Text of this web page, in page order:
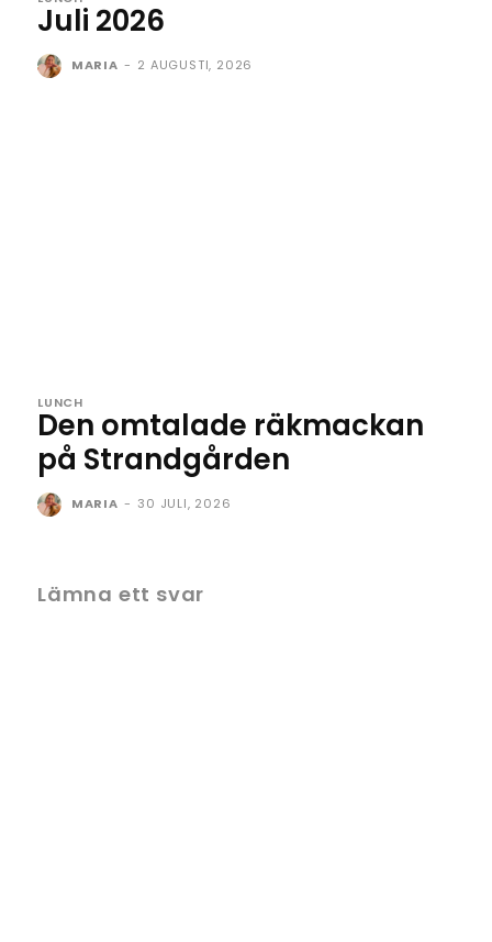
Juli 2026
MARIA - 2 AUGUSTI, 2026
LUNCH
Den omtalade räkmackan
på Strandgården
MARIA - 30 JULI, 2026
Lämna ett svar